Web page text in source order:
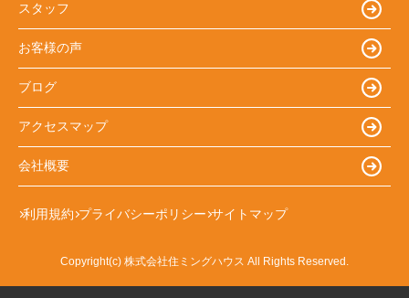
スタッフ
お客様の声
ブログ
アクセスマップ
会社概要
利用規約 プライバシーポリシー サイトマップ
Copyright(c) 株式会社住ミングハウス All Rights Reserved.